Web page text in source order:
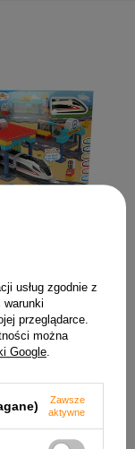
akumulator
usług zgodnie z
warunki
przeglądarce.
można
Google
Zawsze
aktywne